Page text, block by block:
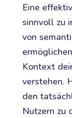
Eine
sinnvoll zu
von
Kontext
verstehen.
den
Nutzern zu